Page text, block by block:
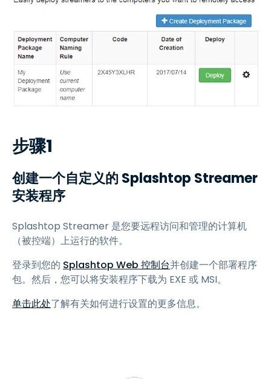
步骤1
创建一个自定义的 Splashtop Streamer
安装程序
Splashtop Streamer 是您要远程访问和管理的计算机
（被控端）上运行的软件。
登录到您的 Splashtop Web 控制台并创建一个部署程序
包。然后，您可以将安装程序下载为 EXE 或 MSI。
单击此处了解有关如何进行设置的更多信息。